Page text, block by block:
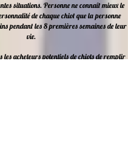
situations. Personne ne connaît mieux le
de chaque chiot que la personne
pendant les 8 premièressemaines de leur
vie.
les acheteurs potentiels de chiots de remplir